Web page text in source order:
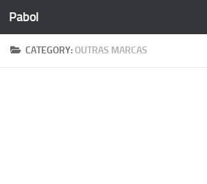
Skip to content
Pabol
CATEGORY:OUTRAS MARCAS